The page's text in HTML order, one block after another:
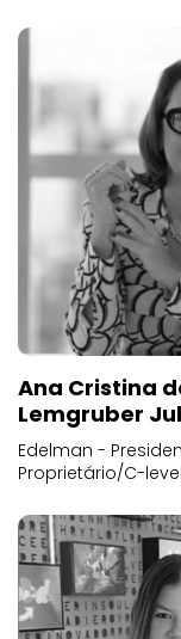
Ana Cristina
Lemgruber
Edelman -
Proprietário/C-level